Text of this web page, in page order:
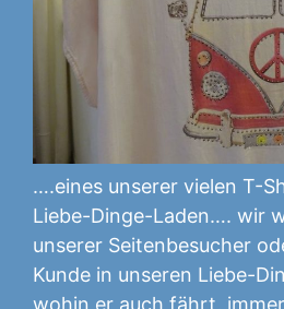
….eines unserer vielen T-
Liebe-Dinge-Laden…. wir
unserer Seitenbesucher
Kunde in unseren Liebe-
wohin er auch fährt,